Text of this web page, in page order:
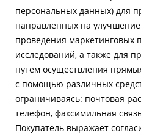
персональных данных) для
направленных на улучшение
проведения маркетинговых
исследований, а также для
путем осуществления
с помощью различных
ограничиваясь: почтовая
телефон, факсимильная
Покупатель выражает